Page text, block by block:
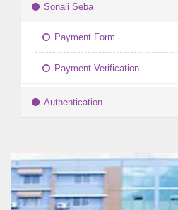
Sonali Seba
Payment Form
Payment Verification
Authentication